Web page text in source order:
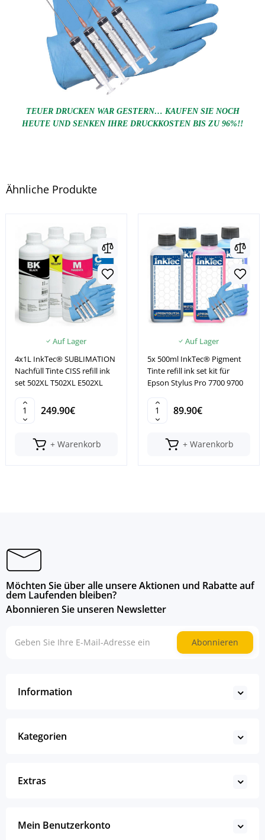
TEUER DRUCKEN WAR GESTERN… KAUFEN SIE NOCH
HEUTE UND SENKEN IHRE DRUCKKOSTEN BIS ZU 96%!!
Ähnliche Produkte
Auf Lager
4x1L InkTec® SUBLIMATION
Nachfüll Tinte CISS refill ink
set 502XL T502XL E502XL
249.90€
+ Warenkorb
Auf Lager
5x 500ml InkTec® Pigment
Tinte refill ink set kit für
Epson Stylus Pro 7700 9700
89.90€
+ Warenkorb
Möchten Sie über alle unsere Aktionen und Rabatte auf
dem Laufenden bleiben?
Abonnieren Sie unseren Newsletter
Abonnieren
Information
Kategorien
Extras
Mein Benutzerkonto